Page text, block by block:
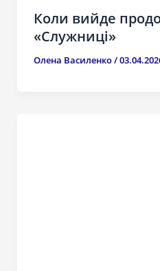
Коли вийде
«Служниці»
Олена Василенко/